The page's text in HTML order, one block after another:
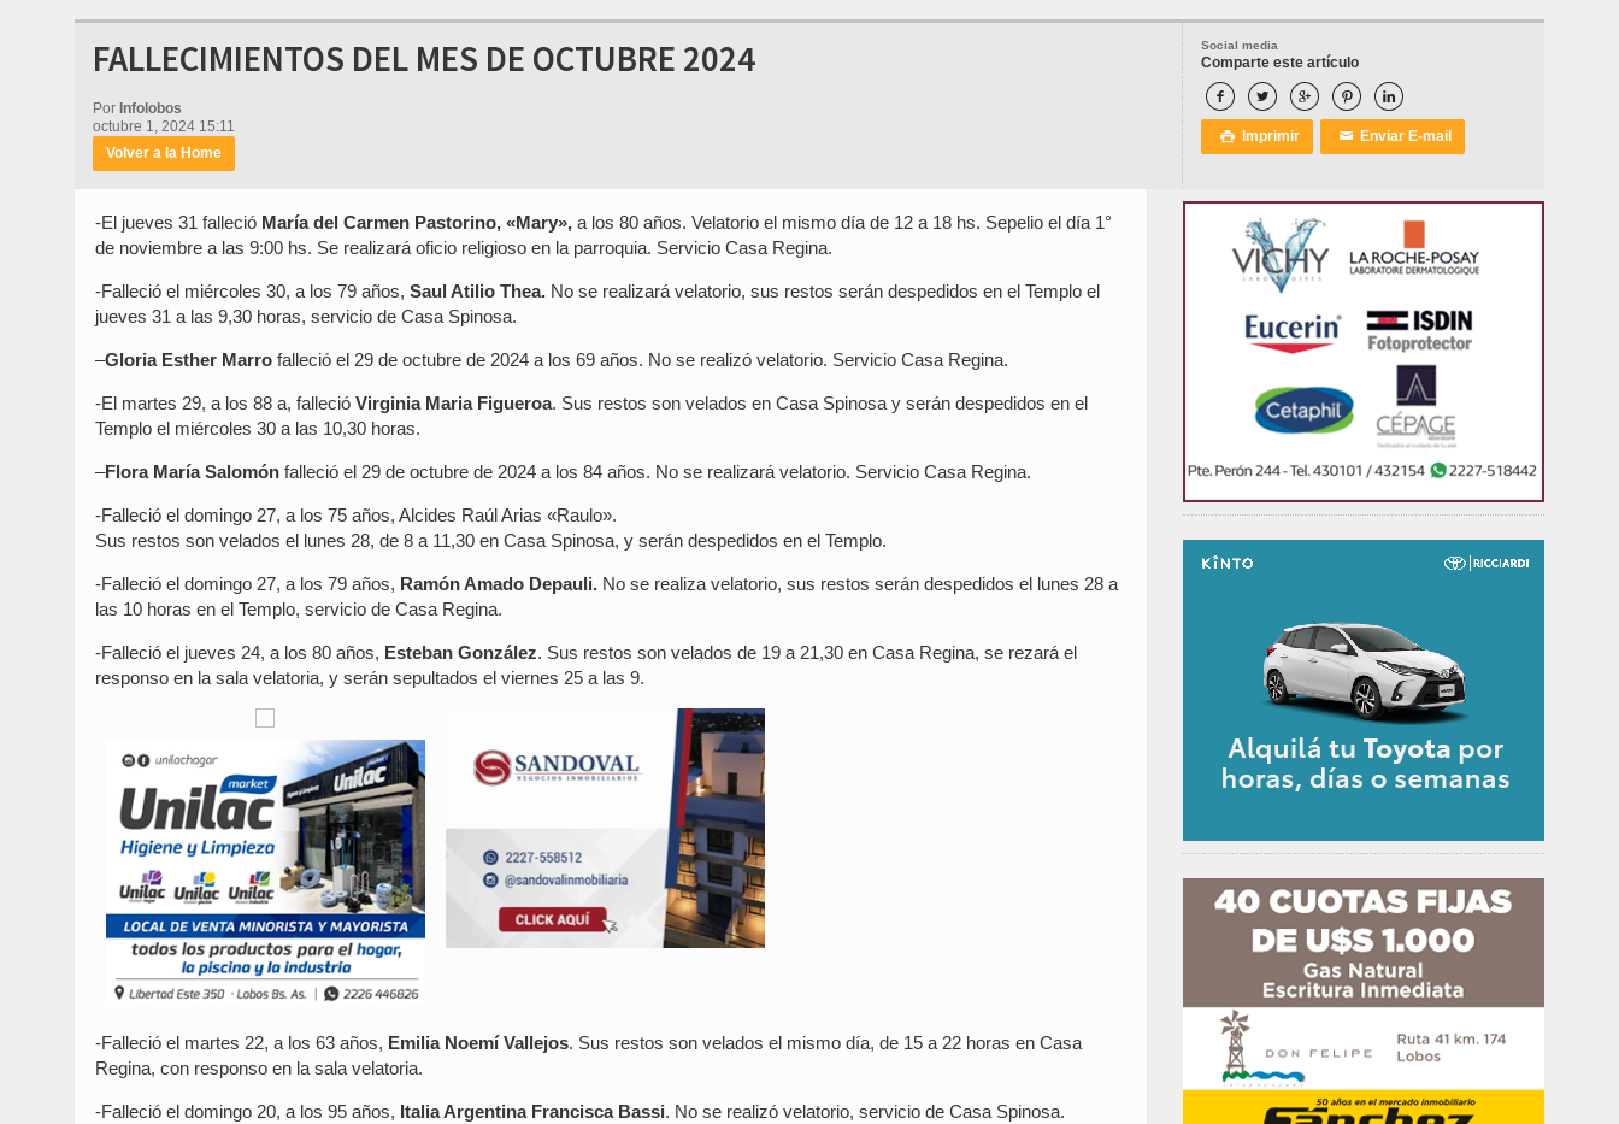
Social media
Comparte este artículo
    
 Imprimir ✉ Enviar E-mail
FALLECIMIENTOS DEL MES DE OCTUBRE 2024
Por Infolobos
octubre 1, 2024 15:11
Volver a la Home
-El jueves 31 falleció María del Carmen Pastorino, «Mary», a los 80 años. Velatorio el mismo día de 12 a 18 hs. Sepelio el día 1°
de noviembre a las 9:00 hs. Se realizará oficio religioso en la parroquia. Servicio Casa Regina.
-Falleció el miércoles 30, a los 79 años, Saul Atilio Thea. No se realizará velatorio, sus restos serán despedidos en el Templo el
jueves 31 a las 9,30 horas, servicio de Casa Spinosa.
–Gloria Esther Marro falleció el 29 de octubre de 2024 a los 69 años. No se realizó velatorio. Servicio Casa Regina.
-El martes 29, a los 88 a, falleció Virginia Maria Figueroa. Sus restos son velados en Casa Spinosa y serán despedidos en el
Templo el miércoles 30 a las 10,30 horas.
–Flora María Salomón falleció el 29 de octubre de 2024 a los 84 años. No se realizará velatorio. Servicio Casa Regina.
-Falleció el domingo 27, a los 75 años, Alcides Raúl Arias «Raulo».
Sus restos son velados el lunes 28, de 8 a 11,30 en Casa Spinosa, y serán despedidos en el Templo.
-Falleció el domingo 27, a los 79 años, Ramón Amado Depauli. No se realiza velatorio, sus restos serán despedidos el lunes 28 a
las 10 horas en el Templo, servicio de Casa Regina.
-Falleció el jueves 24, a los 80 años, Esteban González. Sus restos son velados de 19 a 21,30 en Casa Regina, se rezará el
responso en la sala velatoria, y serán sepultados el viernes 25 a las 9.
-Falleció el martes 22, a los 63 años, Emilia Noemí Vallejos. Sus restos son velados el mismo día, de 15 a 22 horas en Casa
Regina, con responso en la sala velatoria.
-Falleció el domingo 20, a los 95 años, Italia Argentina Francisca Bassi. No se realizó velatorio, servicio de Casa Spinosa.